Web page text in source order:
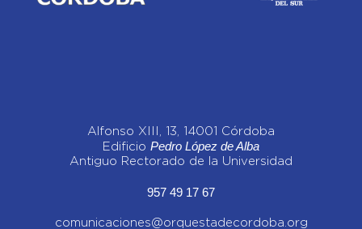
Alfonso XIII, 13, 14001 Córdoba
Edificio Pedro López de Alba
Antiguo Rectorado de la Universidad
957 49 17 67
comunicaciones@orquestadecordoba.org